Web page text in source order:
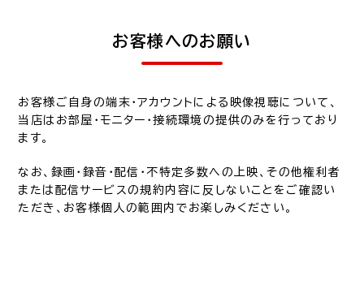
お客様へのお願い
お客様ご自身の端末・アカウントによる映像視聴について、
当店はお部屋・モニター・接続環境の提供のみを行っており
ます。
なお、録画・録音・配信・不特定多数への上映、その他権利者
または配信サービスの規約内容に反しないことをご確認い
ただき、お客様個人の範囲内でお楽しみください。